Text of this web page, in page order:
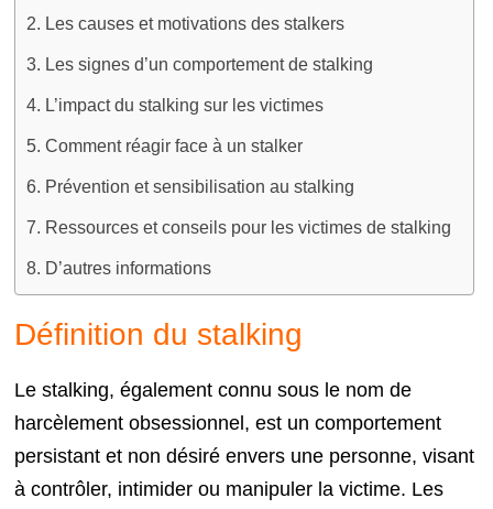
Les causes et motivations des stalkers
Les signes d’un comportement de stalking
L’impact du stalking sur les victimes
Comment réagir face à un stalker
Prévention et sensibilisation au stalking
Ressources et conseils pour les victimes de stalking
D’autres informations
Définition du stalking
Le stalking, également connu sous le nom de
harcèlement obsessionnel, est un comportement
persistant et non désiré envers une personne, visant
à contrôler, intimider ou manipuler la victime. Les